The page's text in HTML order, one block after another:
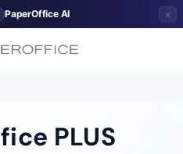
PaperOffice AI ×
PLUS